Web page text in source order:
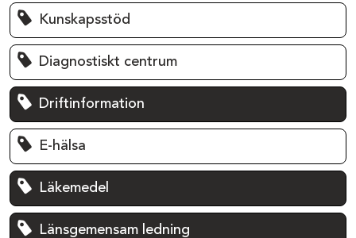
Kunskapsstöd
Diagnostiskt centrum
Driftinformation
E-hälsa
Läkemedel
Länsgemensam ledning